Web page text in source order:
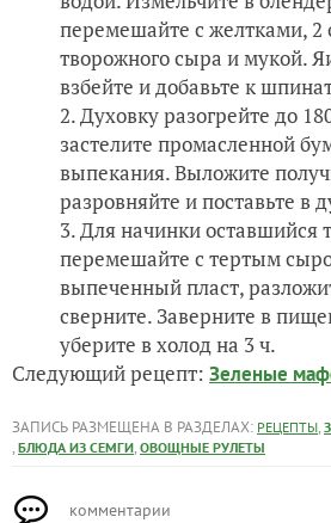
перемешайте с желтками, 2
творожного сыра и мукой.
взбейте и добавьте к
Духовку разогрейте до
застелите промасленной
выпекания. Выложите
разровняйте и поставьте в
Для начинки оставшийся
перемешайте с тертым
выпеченный пласт,
сверните. Заверните в
уберите в холод на 3 ч.
Следующий рецепт: Зеленые
ЗАПИСЬ РАЗМЕЩЕНА В РАЗДЕЛАХ: РЕЦЕПТЫ,
, БЛЮДА ИЗ СЕМГИ, ОВОЩНЫЕ РУЛЕТЫ
комментарии